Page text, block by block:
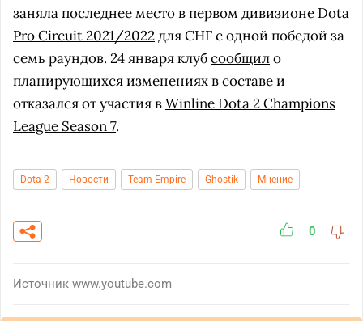
заняла последнее место в первом дивизионе Dota
Pro Circuit 2021/2022для СНГ с одной победой за
семь раундов. 24 января клубсообщило
планирующихся изменениях в составе и
отказался от участия вWinline Dota 2 Champions
League Season 7.
Dota 2 Новости Team Empire Ghostik Мнение
0
Источник www.youtube.com